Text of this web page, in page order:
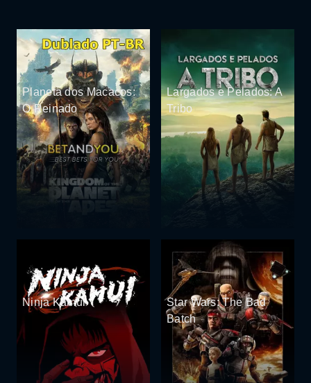
Planeta dos Macacos:
O Reinado
Largados e Pelados: A
Tribo
Ninja Kamui
Star Wars: The Bad
Batch